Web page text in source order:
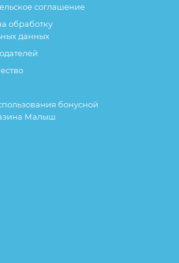
соглашение
обработку
данных
бонусной
Малыш